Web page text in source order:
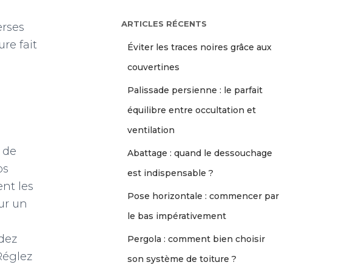
fait
les
un
ARTICLES RÉCENTS
Éviter les traces noires grâce aux
couvertines
Palissade persienne : le parfait
équilibre entre occultation et
ventilation
Abattage : quand le dessouchage
est indispensable ?
Pose horizontale : commencer par
le bas impérativement
Pergola : comment bien choisir
son système de toiture ?